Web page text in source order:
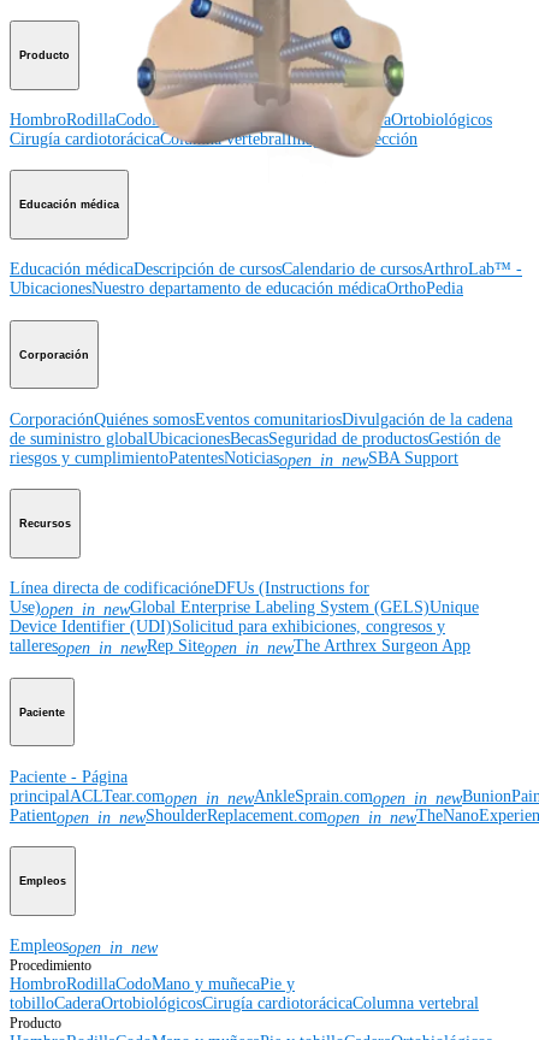
Producto
HombroRodillaCodoMano y muñeca CaderaOrtobiológicos
Cirugía cardiotorácicaColumna vertebralImagen y resección
Educación médica
Educación médicaDescripción de cursosCalendario de cursosArthroLab™ -
UbicacionesNuestro departamento de educación médicaOrthoPedia
Corporación
CorporaciónQuiénes somosEventos comunitariosDivulgación de la cadena
de suministro globalUbicacionesBecasSeguridad de productosGestión de
riesgos y cumplimientoPatentesNoticiasopen_in_newSBA Support
Recursos
Línea directa de codificacióneDFUs (Instructions for
Use)open_in_newGlobal Enterprise Labeling System (GELS)Unique
Device Identifier (UDI)Solicitud para exhibiciones, congresos y
talleresopen_in_newRep Siteopen_in_newThe Arthrex Surgeon App
Paciente
Paciente - Página
principal ACLTear.comopen_in_newAnkleSprain.comopen_in_new
Patientopen_in_newShoulderReplacement.comopen_in_new
Empleos
Empleosopen_in_new
Procedimiento
HombroRodillaCodoMano y muñecaPie y
tobilloCaderaOrtobiológicosCirugía cardiotorácicaColumna vertebral
Producto